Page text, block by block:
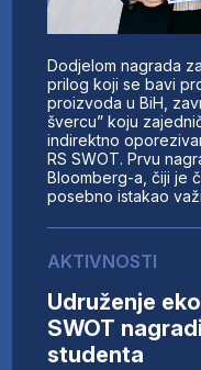
Dodjelom nagrada
prilog koji se bavi
proizvoda u BiH,
švercu” koju
indirektno
RS SWOT. Prvu
Bloomberg-a, čiji je
posebno istakao
AKTIVNOSTI
Udruženje
SWOT
studenta